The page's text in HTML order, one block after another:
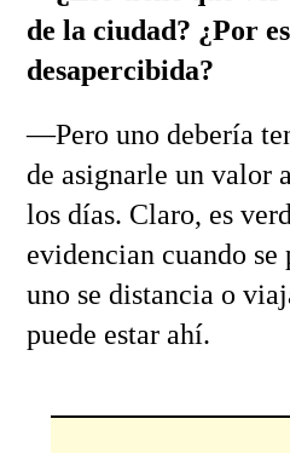
de la ciudad? ¿Por
desapercibida?
—Pero uno debería
de asignarle un valor
los días. Claro, es
evidencian cuando se
uno se distancia o
puede estar ahí.